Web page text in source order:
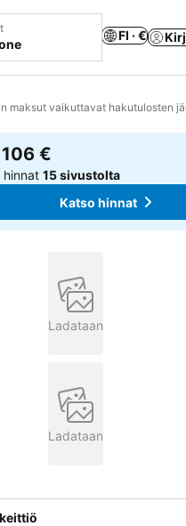
FI · €
maksut vaikuttavat hakutulosten
106 €
hinnat15 sivustolta
Katso hinnat
Ladataan
Ladataan